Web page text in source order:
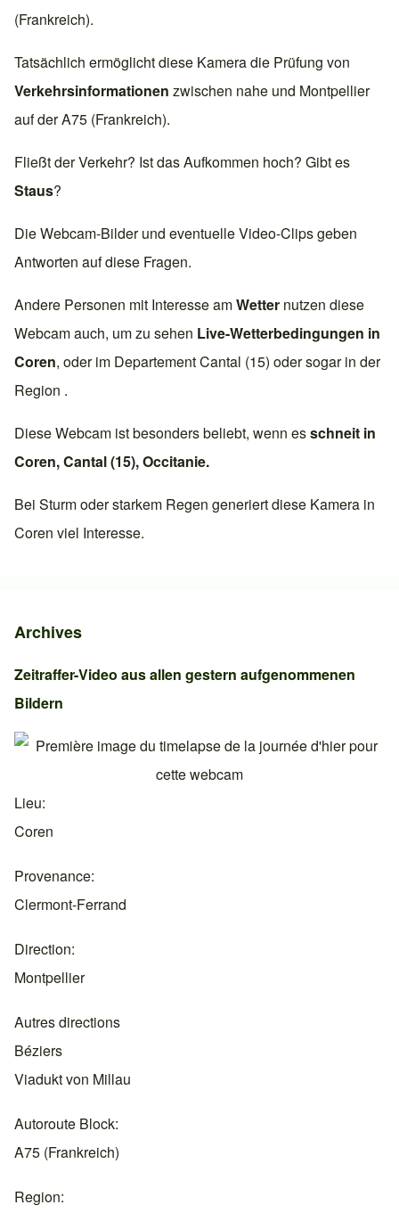
(Frankreich).
Tatsächlich ermöglicht diese Kamera die Prüfung von
Verkehrsinformationen zwischen nahe und Montpellier
auf derA75 (Frankreich).
Fließt der Verkehr? Ist das Aufkommen hoch? Gibt es
Staus?
Die Webcam-Bilder und eventuelle Video-Clips geben
Antworten auf diese Fragen.
Andere Personen mit Interesse amWetter nutzen diese
Webcam auch, um zu sehen Live-Wetterbedingungen in
Coren, oder im DepartementCantal (15) oder sogar in der
Region .
Diese Webcam ist besonders beliebt, wenn esschneit in
Coren,Cantal (15),Occitanie.
Bei Sturm oder starkem Regen generiert diese Kamera in
Coren viel Interesse.
Archives
Zeitraffer-Video aus allen gestern aufgenommenen
Bildern
Lieu
Coren
Provenance
Clermont-Ferrand
Direction
Montpellier
Autres directions
Béziers
Viadukt von Millau
Autoroute Block
A75 (Frankreich)
Region